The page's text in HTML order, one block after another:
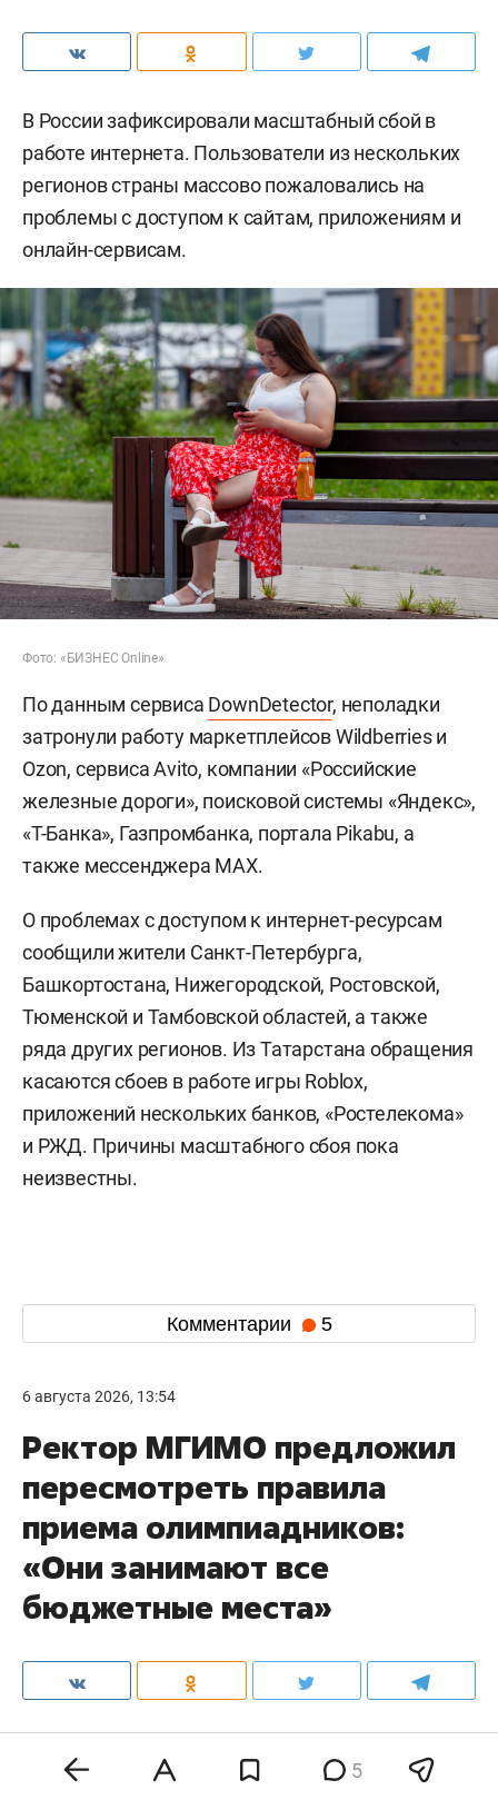
В России зафиксировали масштабный сбой в
работе интернета. Пользователи из нескольких
регионов страны массово пожаловались на
проблемы с доступом к сайтам, приложениям и
онлайн-сервисам.
Фото: «БИЗНЕС Online»
По данным сервиса DownDetector, неполадки
затронули работу маркетплейсов Wildberries и
Ozon, сервиса Avito, компании «Российские
железные дороги», поисковой системы «Яндекс»,
«Т-Банка», Газпромбанка, портала Pikabu, а
также мессенджера MAX.
О проблемах с доступом к интернет-ресурсам
сообщили жители Санкт-Петербурга,
Башкортостана, Нижегородской, Ростовской,
Тюменской и Тамбовской областей, а также
ряда других регионов. Из Татарстана обращения
касаются сбоев в работе игры Roblox,
приложений нескольких банков, «Ростелекома»
и РЖД. Причины масштабного сбоя пока
неизвестны.
Комментарии 5
6 августа 2026, 13:54
Ректор МГИМО предложил
пересмотреть правила
приема олимпиадников:
«Они занимают все
бюджетные места»
корректировки, поскольку победители
5